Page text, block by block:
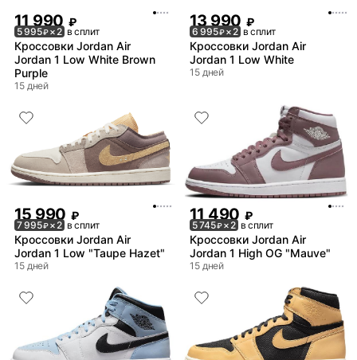
11 990 ₽
5 995₽× 2 в сплит
Кроссовки Jordan Air
Jordan 1 Low White Brown
Purple
15 дней
13 990 ₽
6 995₽× 2 в сплит
Кроссовки Jordan Air
Jordan 1 Low White
15 дней
15 990 ₽
7 995₽× 2 в сплит
Кроссовки Jordan Air
Jordan 1 Low "Taupe Hazet"
15 дней
11 490 ₽
5 745₽× 2 в сплит
Кроссовки Jordan Air
Jordan 1 High OG "Mauve"
15 дней